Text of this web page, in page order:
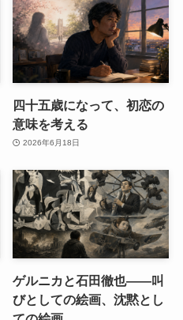
四十五歳になって、初恋の
意味を考える
2026年6月18日
ゲルニカと石田徹也――叫
びとしての絵画、沈黙とし